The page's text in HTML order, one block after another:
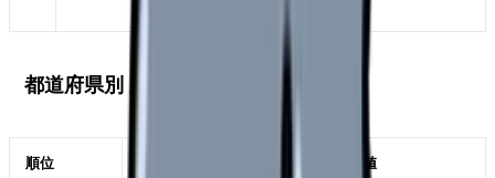
都道府県別 男性看護師年収 上位 5
順位 年収中央値